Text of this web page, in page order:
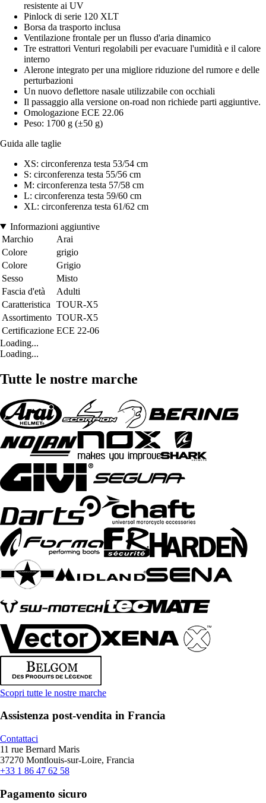
resistente ai UV
Pinlock di serie 120 XLT
Borsa da trasporto inclusa
Ventilazione frontale per un flusso d'aria dinamico
Tre estrattori Venturi regolabili per evacuare l'umidità e il calore
interno
Alerone integrato per una migliore riduzione del rumore e delle
perturbazioni
Un nuovo deflettore nasale utilizzabile con occhiali
Il passaggio alla versione on-road non richiede parti aggiuntive.
Omologazione ECE 22.06
Peso: 1700 g (±50 g)
Guida alle taglie
XS: circonferenza testa 53/54 cm
S: circonferenza testa 55/56 cm
M: circonferenza testa 57/58 cm
L: circonferenza testa 59/60 cm
XL: circonferenza testa 61/62 cm
Informazioni aggiuntive
Marchio
Arai
Colore
grigio
Colore
Grigio
Sesso
Misto
Fascia d'età
Adulti
Caratteristica
TOUR-X5
Assortimento TOUR-X5
Certificazione ECE 22-06
Loading...
Loading...
Tutte le nostre marche
Scopri tutte le nostre marche
Assistenza post-vendita in Francia
Contattaci
11 rue Bernard Maris
37270 Montlouis-sur-Loire, Francia
+33 1 86 47 62 58
Pagamento sicuro